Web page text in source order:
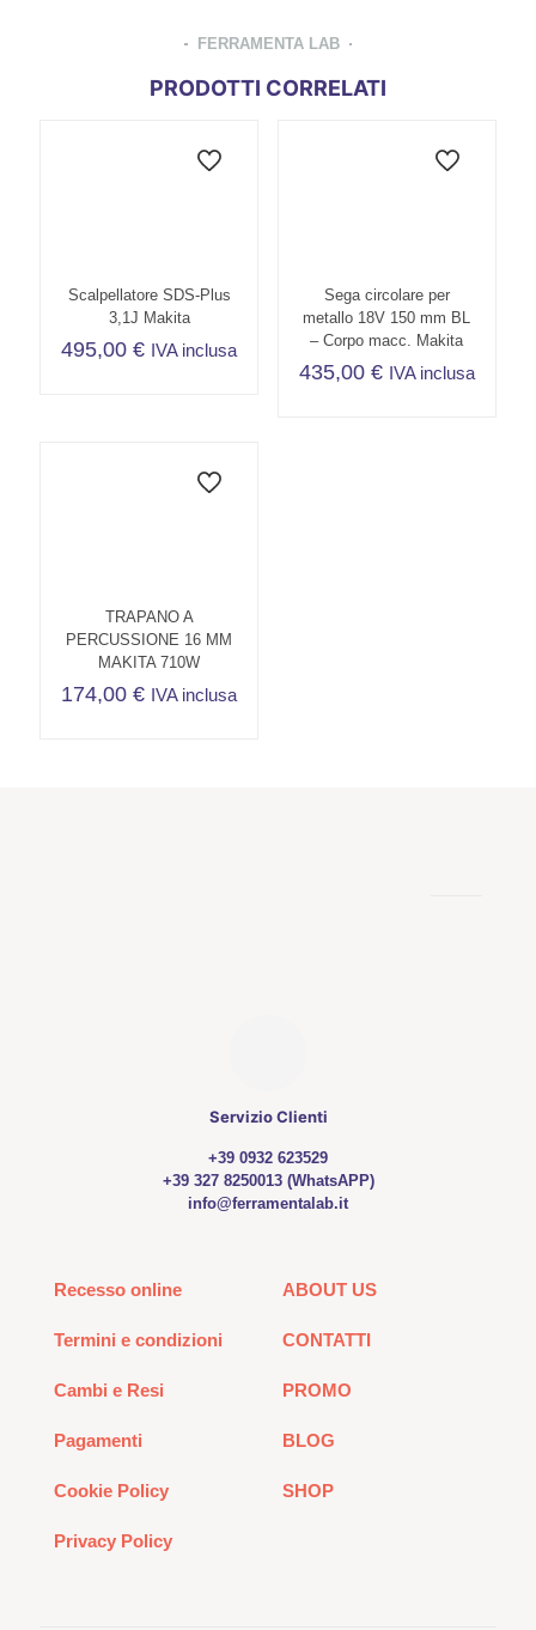
FERRAMENTA LAB
PRODOTTI CORRELATI
Scalpellatore SDS-Plus
3,1J Makita
495,00€ IVA inclusa
Sega circolare per
metallo 18V 150 mm BL
– Corpo macc. Makita
435,00 € IVA inclusa
TRAPANO A
PERCUSSIONE 16 MM
MAKITA 710W
174,00€ IVA inclusa
Servizio Clienti
+39 0932 623529
+39 327 8250013 (WhatsAPP)
info@ferramentalab.it
Recesso online
Termini e condizioni
Cambi e Resi
Pagamenti
Cookie Policy
Privacy Policy
ABOUT US
CONTATTI
PROMO
BLOG
SHOP